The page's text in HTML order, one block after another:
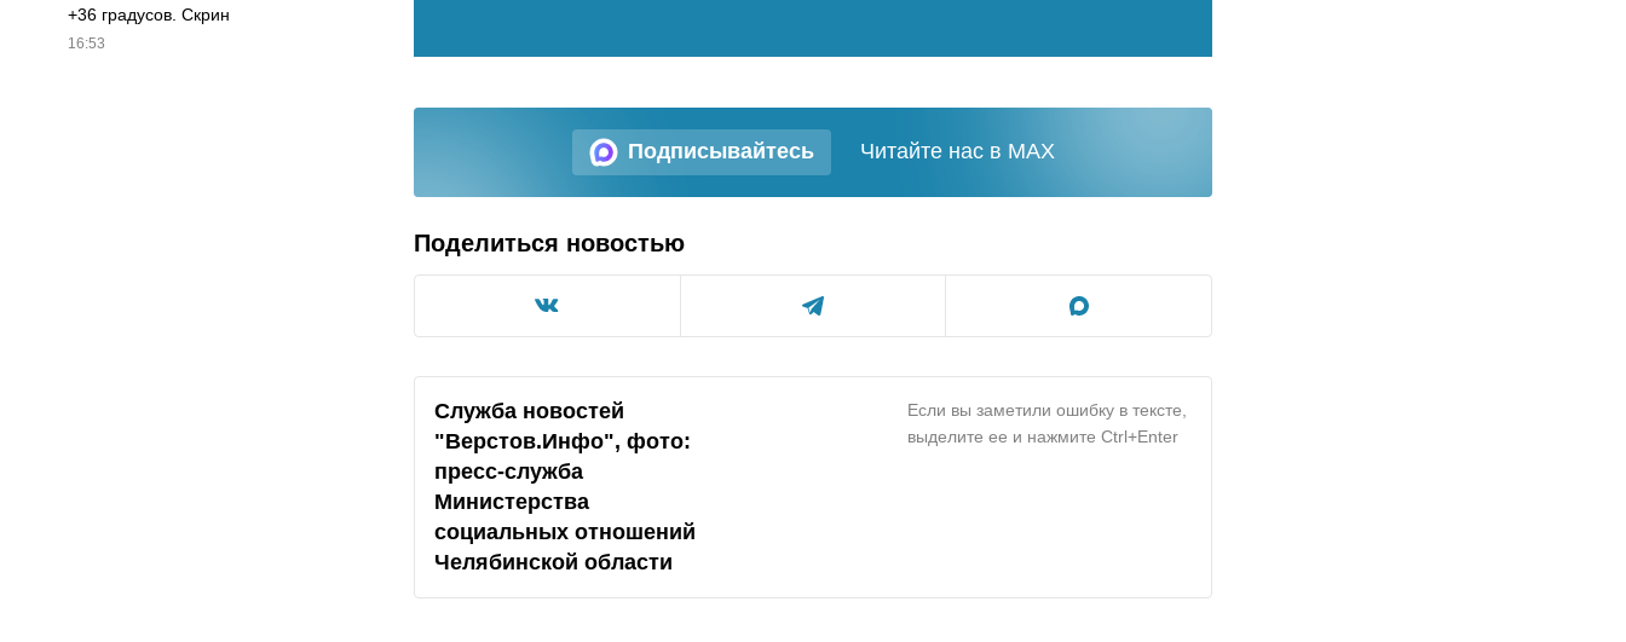
+36 градусов. Скрин
16:53
Подписывайтесь Читайте нас в MAX
Поделиться новостью
Служба новостей
"Верстов.Инфо", фото:
пресс-служба
Министерства
социальных отношений
Челябинской области
Если вы заметили ошибку в тексте,
выделите ее и нажмите Ctrl+Enter